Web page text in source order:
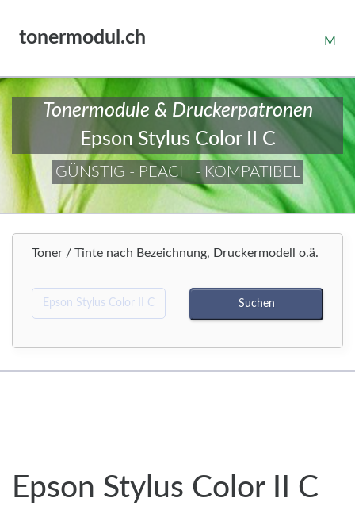
tonermodul.ch M
Tonermodule & Druckerpatronen
Epson Stylus Color II C
GÜNSTIG - PEACH - KOMPATIBEL
Toner / Tinte nach Bezeichnung, Druckermodell o.ä.
Epson Stylus Color II C